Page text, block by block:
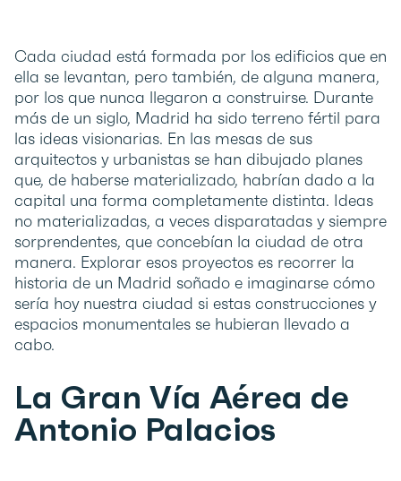
Cada ciudad está formada por los edificios que en
ella se levantan, pero también, de alguna manera,
por los que nunca llegaron a construirse. Durante
más de un siglo, Madrid ha sido terreno fértil para
las ideas visionarias. En las mesas de sus
arquitectos y urbanistas se han dibujado planes
que, de haberse materializado, habrían dado a la
capital una forma completamente distinta. Ideas
no materializadas, a veces disparatadas y siempre
sorprendentes, que concebían la ciudad de otra
manera. Explorar esos proyectos es recorrer la
historia de un Madrid soñado e imaginarse cómo
sería hoy nuestra ciudad si estas construcciones y
espacios monumentales se hubieran llevado a
cabo.
La Gran Vía Aérea de
Antonio Palacios